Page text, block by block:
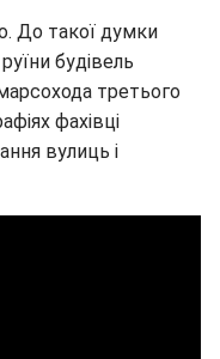
До такої думки
будівель
третього
фахівці
вулиць і